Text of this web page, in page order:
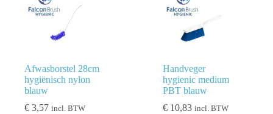
Afwasborstel 28cm
hygiënisch nylon
blauw
€ 3,57 incl. BTW
Handveger
hygienic medium
PBT blauw
€ 10,83 incl. BTW